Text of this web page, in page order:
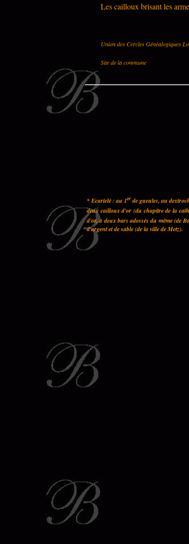
Les cailloux brisant les
Union des Cercles Généalogiques
Site de la commune
* Ecartelé : au 1erde gueules, au
deux cailloux d'or (du chapitre de la
d'or, à deux bars adossés du même (de
d'argent et de sable (de la ville de Metz).